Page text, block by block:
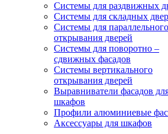
Системы для раздвижных
Системы для складных
Системы для параллельного
открывания дверей
Системы для поворотно –
сдвижных фасадов
Системы вертикального
открывания дверей
Выравниватели фасадов
шкафов
Профили алюминиевые
Аксессуары для шкафов